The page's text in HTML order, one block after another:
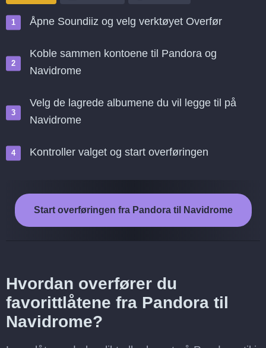
Åpne Soundiiz og velg verktøyet Overfør
Koble sammen kontoene til Pandora og
Navidrome
Velg de lagrede albumene du vil legge til på
Navidrome
Kontroller valget og start overføringen
Start overføringen fra Pandora til Navidrome
Hvordan overfører du
favorittlåtene fra Pandora til
Navidrome?